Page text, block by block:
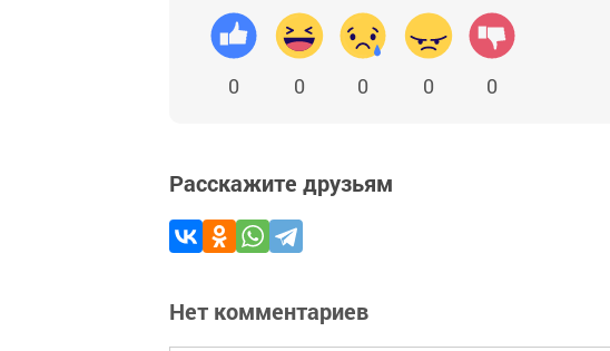
0 0 0 0 0
Расскажите друзьям
Нет комментариев